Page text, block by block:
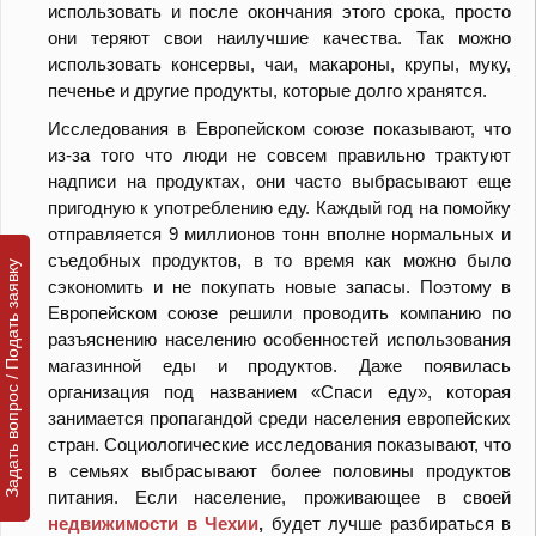
использовать и после окончания этого срока, просто
они теряют свои наилучшие качества. Так можно
использовать консервы, чаи, макароны, крупы, муку,
печенье и другие продукты, которые долго хранятся.
Исследования в Европейском союзе показывают, что
из-за того что люди не совсем правильно трактуют
надписи на продуктах, они часто выбрасывают еще
пригодную к употреблению еду. Каждый год на помойку
отправляется 9 миллионов тонн вполне нормальных и
съедобных продуктов, в то время как можно было
сэкономить и не покупать новые запасы. Поэтому в
Европейском союзе решили проводить компанию по
разъяснению населению особенностей использования
магазинной еды и продуктов. Даже появилась
организация под названием «Спаси еду», которая
занимается пропагандой среди населения европейских
стран. Социологические исследования показывают, что
в семьях выбрасывают более половины продуктов
питания. Если население, проживающее в своей
недвижимости в Чехии, будет лучше разбираться в
Задать вопрос / Подать заявку